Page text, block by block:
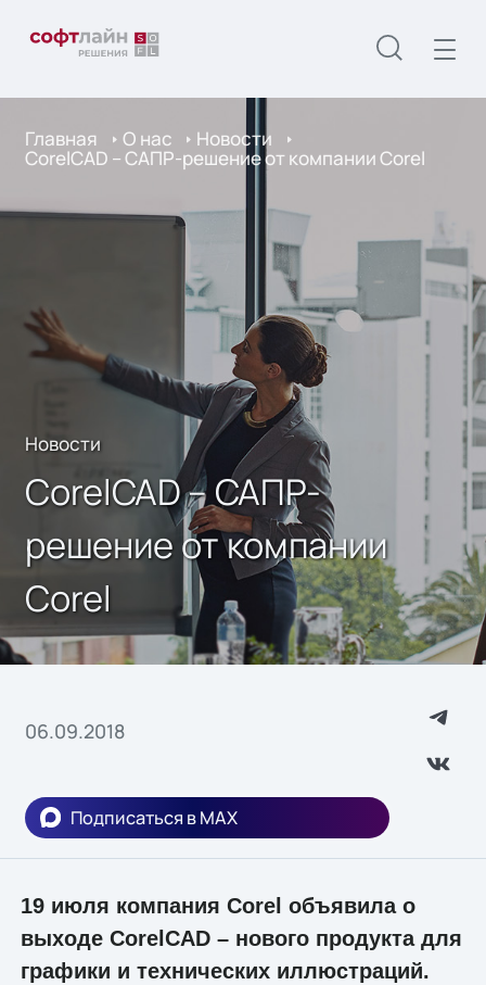
Главная О нас Новости
CorelCAD – САПР-решение от компании Corel
Новости
CorelCAD – САПР-
решение от компании
Corel
06.09.2018
Подписаться в MAX
19 июля компания Corel объявила о
выходе CorelCAD – нового продукта для
графики и технических иллюстраций.